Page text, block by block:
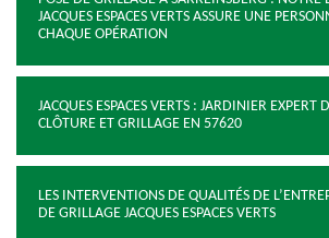
JACQUES ESPACES VERTS ASSURE UNE
CHAQUE OPÉRATION
JACQUES ESPACES VERTS : JARDINIER EXPERT
CLÔTURE ET GRILLAGE EN 57620
LES INTERVENTIONS DE QUALITÉS DE
DE GRILLAGE JACQUES ESPACES VERTS